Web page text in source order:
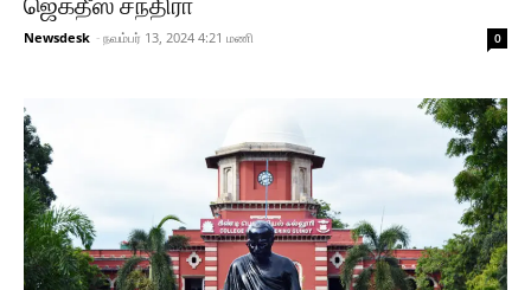
ஜெகதீஸ் சந்திரா
Newsdesk - நவம்பர் 13, 2024 4:21 மணி 0